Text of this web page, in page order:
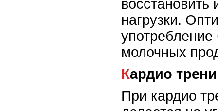
нагрузки.
молочных
Кардио
При кардио